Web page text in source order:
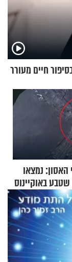
חיים מעורר
האסון: נמצאו
באוקיינוס